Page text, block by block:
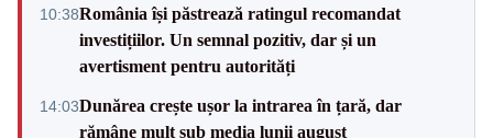
10:38România își păstrează ratingul recomandat
investițiilor. Un semnal pozitiv, dar și un
avertisment pentru autorități
14:03Dunărea crește ușor la intrarea în țară, dar
rămâne mult sub media lunii august